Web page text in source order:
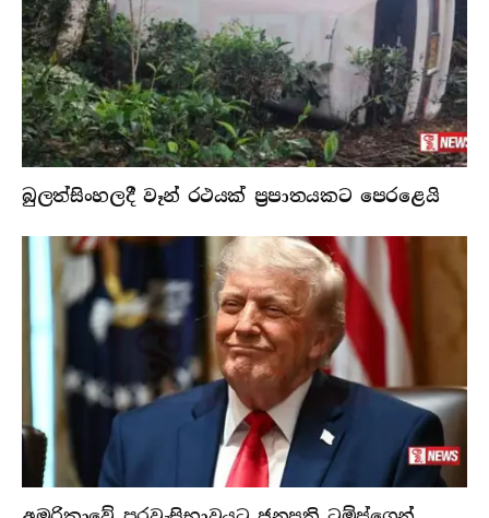
බුලත්සිංහලදී වෑන් රථයක් ප්‍රපාතයකට පෙරළෙයි